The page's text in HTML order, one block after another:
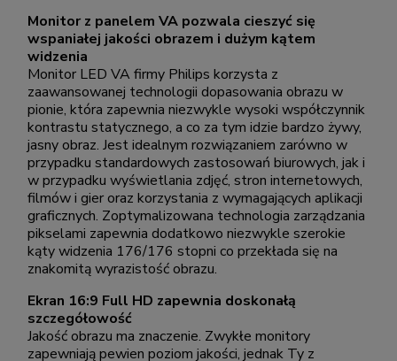
Monitor z panelem VA pozwala cieszyć się
wspaniałej jakości obrazem i dużym kątem
widzenia
Monitor LED VA firmy Philips korzysta z
zaawansowanej technologii dopasowania obrazu w
pionie, która zapewnia niezwykle wysoki współczynnik
kontrastu statycznego, a co za tym idzie bardzo żywy,
jasny obraz. Jest idealnym rozwiązaniem zarówno w
przypadku standardowych zastosowań biurowych, jak i
w przypadku wyświetlania zdjęć, stron internetowych,
filmów i gier oraz korzystania z wymagających aplikacji
graficznych. Zoptymalizowana technologia zarządzania
pikselami zapewnia dodatkowo niezwykle szerokie
kąty widzenia 176/176 stopni co przekłada się na
znakomitą wyrazistość obrazu.
Ekran 16:9 Full HD zapewnia doskonałą
szczegółowość
Jakość obrazu ma znaczenie. Zwykłe monitory
zapewniają pewien poziom jakości, jednak Ty z